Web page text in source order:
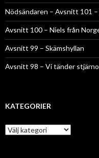
Nödsändaren – Avsnitt 101 –
Avsnitt 100 – Niels från
Avsnitt 99 – Skämshyllan
Avsnitt 98 – Vi tänder
KATEGORIER
Kategorier